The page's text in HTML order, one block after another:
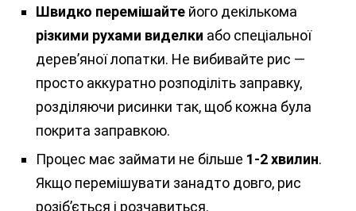
Швидко перемішайте його декількома
різкими рухами виделки або спеціальної
дерев’яної лопатки. Не вибивайте рис —
просто аккуратно розподіліть заправку,
розділяючи рисинки так, щоб кожна була
покрита заправкою.
Процес має займати не більше 1-2 хвилин.
Якщо перемішувати занадто довго, рис
розіб’ється і розчавиться.